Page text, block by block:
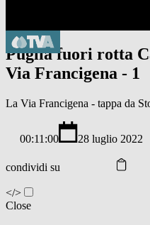
Puglia fuori rotta
Via Francigena - 1
La Via Francigena - tappa da
00:11:00 28 luglio 2022
condividi su
</>
Close